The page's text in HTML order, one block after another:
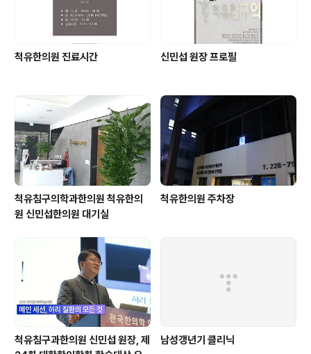
척유한의원 진료시간 신민섭 원장 프로필
척유침구의학과한의원 척유한의
원 신민섭한의원 대기실
척유한의원 주차장
척유침구과한의원 신민섭 원장, 제
남성갱년기 클리닉